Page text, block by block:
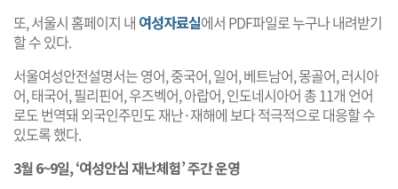
또, 서울시 홈페이지 내 여성자료실에서 PDF파일로 누구나 내려받기
할 수 있다.
서울여성안전설명서는 영어, 중국어, 일어, 베트남어, 몽골어, 러시아
어, 태국어, 필리핀어, 우즈벡어, 아랍어, 인도네시아어 총 11개 언어
로도 번역돼 외국인주민도 재난·재해에 보다 적극적으로 대응할 수
있도록 했다.
3월 6~9일, ‘여성안심 재난체험’ 주간 운영